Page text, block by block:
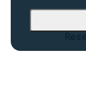
Copyright